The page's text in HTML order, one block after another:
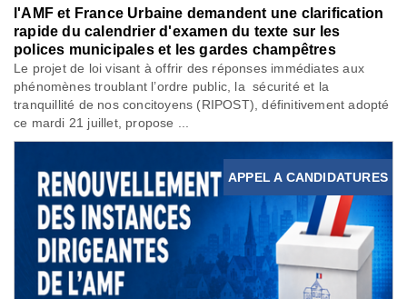
l'AMF et France Urbaine demandent une clarification
rapide du calendrier d'examen du texte sur les
polices municipales et les gardes champêtres
Le projet de loi visant à offrir des réponses immédiates aux
phénomènes troublant l’ordre public, la sécurité et la
tranquillité de nos concitoyens (RIPOST), définitivement adopté
ce mardi 21 juillet, propose ...
APPEL A CANDIDATURES